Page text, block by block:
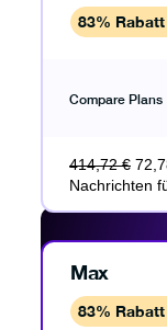
Max
83% Rabatt
83% Rabatt
Compare Plans
414,72 €
Nachrichten